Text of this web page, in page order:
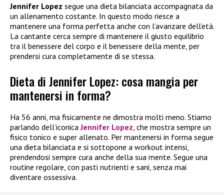
Jennifer Lopez segue una dieta bilanciata accompagnata da
un allenamento costante. In questo modo riesce a
mantenere una forma perfetta anche con l’avanzare dell’età.
La cantante cerca sempre di mantenere il giusto equilibrio
tra il benessere del corpo e il benessere della mente, per
prendersi cura completamente di se stessa.
Dieta di Jennifer Lopez: cosa mangia per
mantenersi in forma?
Ha 56 anni, ma fisicamente ne dimostra molti meno. Stiamo
parlando dell’iconicaJennifer Lopez, che mostra sempre un
fisico tonico e super allenato. Per mantenersi in forma segue
una dieta bilanciata e si sottopone a workout intensi,
prendendosi sempre cura anche della sua mente. Segue una
routine regolare, con pasti nutrienti e sani, senza mai
diventare ossessiva.